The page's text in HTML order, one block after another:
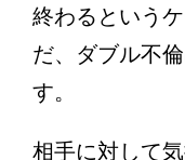
終わるという
だ、ダブル不
す。
相手に対して